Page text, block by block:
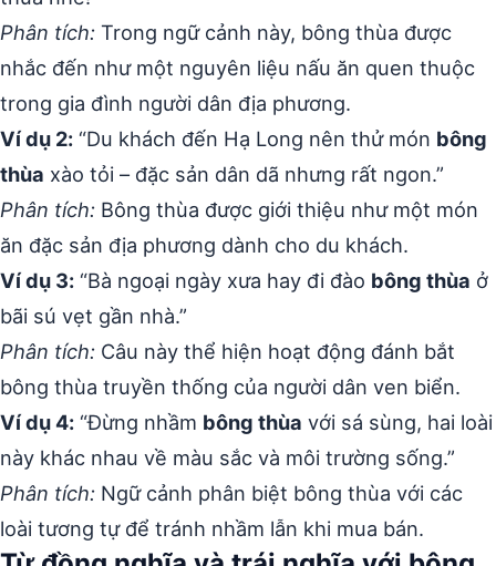
Phân tích: Trong ngữ cảnh này, bông thùa được
nhắc đến như một nguyên liệu nấu ăn quen thuộc
trong gia đình người dân địa phương.
Ví dụ 2: “Du khách đến Hạ Long nên thử món bông
thùa xào tỏi – đặc sản dân dã nhưng rất ngon.”
Phân tích: Bông thùa được giới thiệu như một món
ăn đặc sản địa phương dành cho du khách.
Ví dụ 3: “Bà ngoại ngày xưa hay đi đào bông thùa ở
bãi sú vẹt gần nhà.”
Phân tích: Câu này thể hiện hoạt động đánh bắt
bông thùa truyền thống của người dân ven biển.
Ví dụ 4: “Đừng nhầm bông thùa với sá sùng, hai loài
này khác nhau về màu sắc và môi trường sống.”
Phân tích: Ngữ cảnh phân biệt bông thùa với các
loài tương tự để tránh nhầm lẫn khi mua bán.